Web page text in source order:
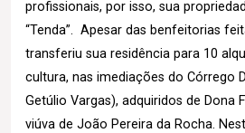
profissionais, por isso, sua
“Tenda”. Apesar das benfeitorias
transferiu sua residência para 10
cultura, nas imediações do Córrego
Getúlio Vargas), adquiridos de Dona
viúva de João Pereira da Rocha.